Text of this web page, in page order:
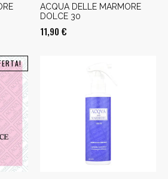
ACQUA DELLE MARMORE
DOLCE 30
11,90 €